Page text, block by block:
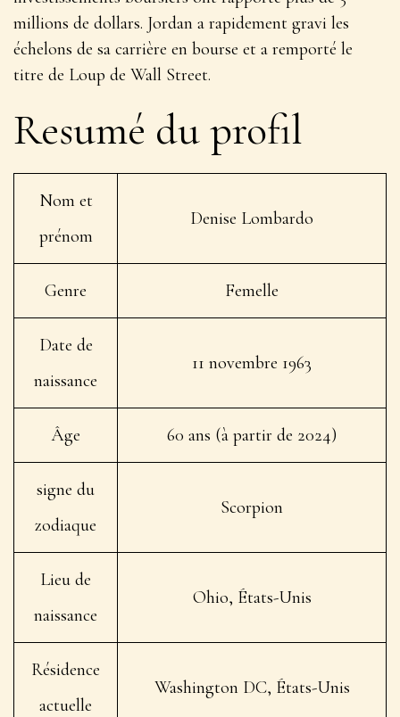
millions de dollars. Jordan a rapidement gravi les
échelons de sa carrière en bourse et a remporté le
titre de Loup de Wall Street.
Resumé du profil
Nom et
prénom
Denise Lombardo
Genre Femelle
Date de
naissance
11 novembre 1963
Âge 60 ans (à partir de 2024)
signe du
zodiaque
Scorpion
Lieu de
naissance
Ohio, États-Unis
Résidence
actuelle
Washington DC, États-Unis